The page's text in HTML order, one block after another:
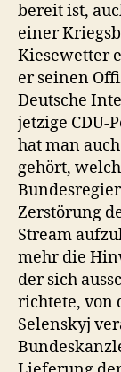
bereit ist,
einer
Kiesewetter
er seinen
Deutsche
jetzige CDU-
hat man
gehört,
Zerstörung
Stream
mehr die
der sich
richtete, von
Selenskyj